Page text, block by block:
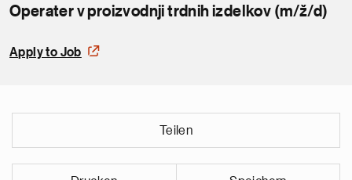
Operater v proizvodnji trdnih izdelkov (m/ž/d)
Apply to Job
Teilen